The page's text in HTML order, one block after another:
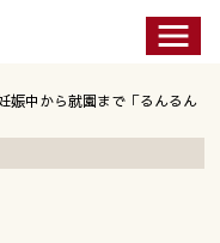
娠中から就園まで「るんるん